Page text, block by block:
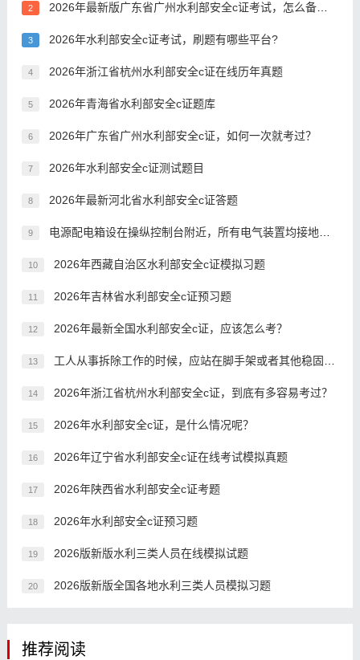
2 2026年最新版广东省广州水利部安全c证考试，怎么备考好？
3 2026年水利部安全c证考试，刷题有哪些平台?
4 2026年浙江省杭州水利部安全c证在线历年真题
5 2026年青海省水利部安全c证题库
6 2026年广东省广州水利部安全c证，如何一次就考过？
7 2026年水利部安全c证测试题目
8 2026年最新河北省水利部安全c证答题
9 电源配电箱设在操纵控制台附近，所有电气装置均接地，接地电阻不应大于4Ω
10 2026年西藏自治区水利部安全c证模拟习题
11 2026年吉林省水利部安全c证预习题
12 2026年最新全国水利部安全c证，应该怎么考？
13 工人从事拆除工作的时候，应站在脚手架或者其他稳固的结构部分上操作。
14 2026年浙江省杭州水利部安全c证，到底有多容易考过？
15 2026年水利部安全c证，是什么情况呢？
16 2026年辽宁省水利部安全c证在线考试模拟真题
17 2026年陕西省水利部安全c证考题
18 2026年水利部安全c证预习题
19 2026版新版水利三类人员在线模拟试题
20 2026版新版全国各地水利三类人员模拟习题
推荐阅读